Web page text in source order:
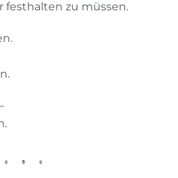
festhalten zu müssen.